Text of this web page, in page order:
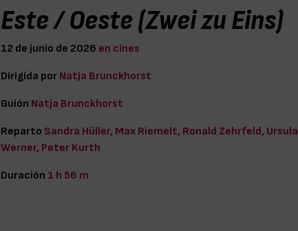
Este / Oeste (Zwei zu Eins)
12 de junio de 2026 en cines
Dirigida por Natja Brunckhorst
Guión Natja Brunckhorst
Reparto Sandra Hüller, Max Riemelt, Ronald Zehrfeld, Ursula
Werner, Peter Kurth
Duración 1 h 56 m